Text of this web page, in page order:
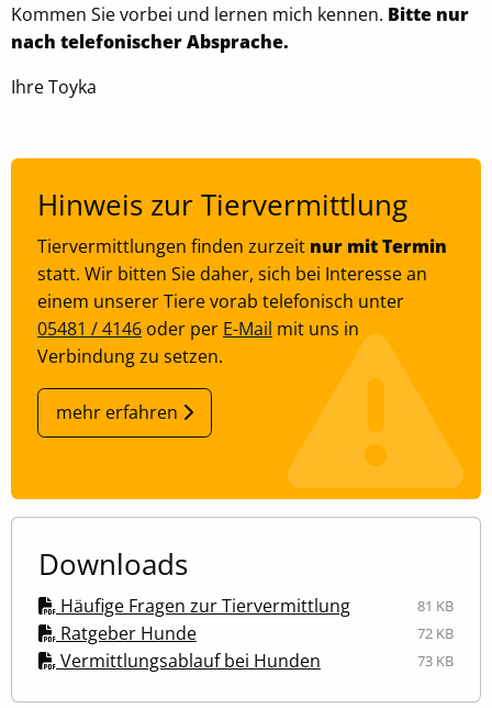
Kommen Sie vorbei und lernen mich kennen. Bitte nur
nach telefonischer Absprache.
Ihre Toyka
Hinweis zur Tiervermittlung
Tiervermittlungen finden zurzeit nur mit Termin
statt. Wir bitten Sie daher, sich bei Interesse an
einem unserer Tiere vorab telefonisch unter
05481 / 4146 oder per E-Mail mit uns in
Verbindung zu setzen.
mehr erfahren
Downloads
Häufige Fragen zur Tiervermittlung 81 KB
Ratgeber Hunde 72 KB
Vermittlungsablauf bei Hunden 73 KB
Kartendiensten anzeigen zu können, werden von
diesen externen Anbietern Cookies gesetzt
Youtube
Name:
NID, __Secure-ENID
Anbieter:
Youtube
Zweck:
Speichert Ihre bevorzugten Einstellungen
6 Monate, 13 Monate